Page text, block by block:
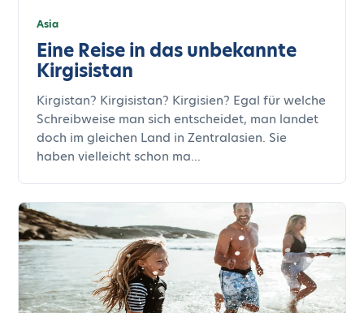
Asia
Eine Reise in das unbekannte
Kirgisistan
Kirgistan? Kirgisistan? Kirgisien? Egal für welche
Schreibweise man sich entscheidet, man landet
doch im gleichen Land in Zentralasien. Sie
haben vielleicht schon ma...